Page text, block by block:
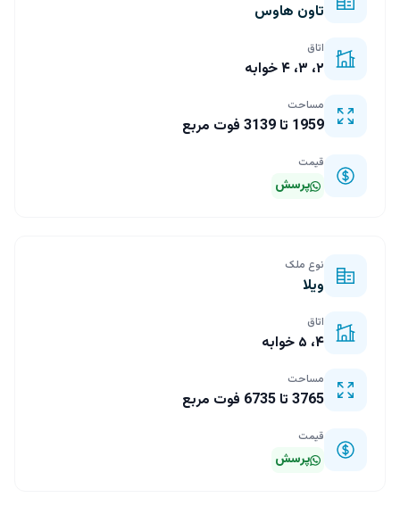
تاون هاوس
اتاق
۲، ۳، ۴ خوابه
مساحت
1959 تا 3139 فوت مربع
قیمت
پرسش
نوع ملک
ویلا
اتاق
۴، ۵ خوابه
مساحت
3765 تا 6735 فوت مربع
قیمت
پرسش